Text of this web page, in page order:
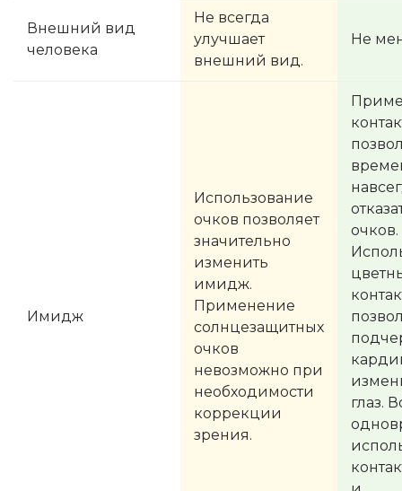
Внешний вид
человека
Не всегда
улучшает
внешний вид.
Не
Имидж
Использование
очков позволяет
значительно
изменить
имидж.
Применение
солнцезащитных
очков
невозможно при
необходимости
коррекции
зрения.
очков.
глаз.